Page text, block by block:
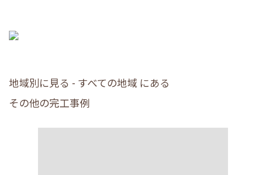
地域別に見る - すべての地域 にある
その他の完工事例